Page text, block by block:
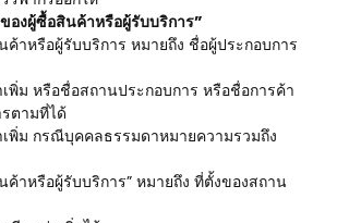
องผู้ซื้อสินค้าหรือผู้รับบริการ”
ค้าหรือผู้รับบริการ หมายถึง ชื่อผู้ประกอบการ
พิ่ม หรือชื่อสถานประกอบการ หรือชื่อการค้า
ตามที่ได้
พิ่ม กรณีบุคคลธรรมดาหมายความรวมถึง
าหรือผู้รับบริการ” หมายถึง ที่ตั้งของสถาน